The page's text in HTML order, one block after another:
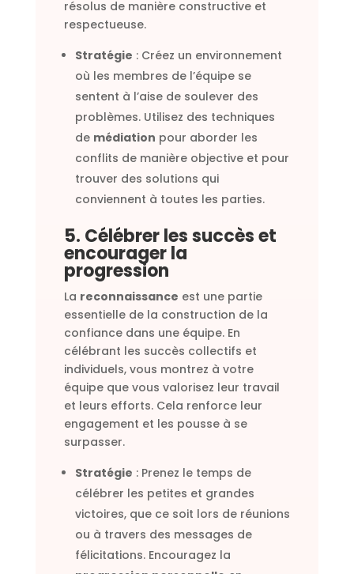
résolus de manière constructive et
respectueuse.
Stratégie : Créez un environnement
où les membres de l’équipe se
sentent à l’aise de soulever des
problèmes. Utilisez des techniques
de médiation pour aborder les
conflits de manière objective et pour
trouver des solutions qui
conviennent à toutes les parties.
5. Célébrer les succès et
encourager la
progression
La reconnaissance est une partie
essentielle de la construction de la
confiance dans une équipe. En
célébrant les succès collectifs et
individuels, vous montrez à votre
équipe que vous valorisez leur travail
et leurs efforts. Cela renforce leur
engagement et les pousse à se
surpasser.
Stratégie : Prenez le temps de
célébrer les petites et grandes
victoires, que ce soit lors de réunions
ou à travers des messages de
félicitations. Encouragez la